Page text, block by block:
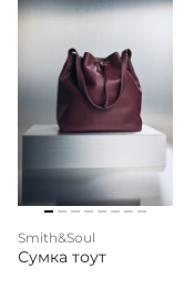
Smith&Soul
Сумка тоут